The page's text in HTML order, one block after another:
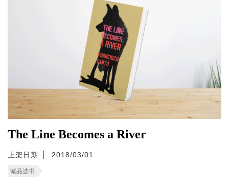
The Line Becomes a River
上架日期 2018/03/01
诚品选书